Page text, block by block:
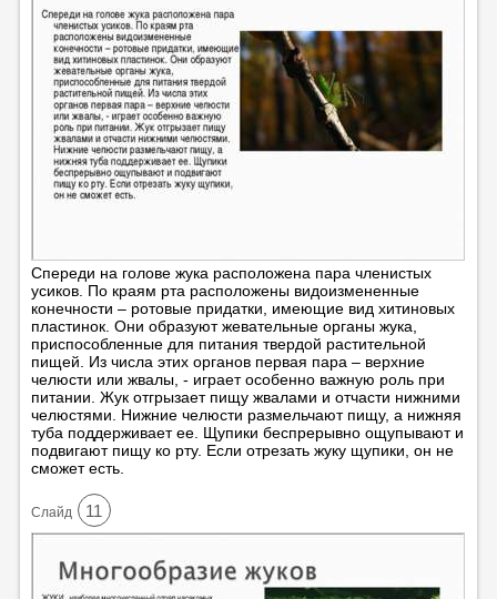
Спереди на голове жука расположена пара членистых
усиков. По краям рта расположены видоизмененные
конечности – ротовые придатки, имеющие вид хитиновых
пластинок. Они образуют жевательные органы жука,
приспособленные для питания твердой растительной
пищей. Из числа этих органов первая пара – верхние
челюсти или жвалы, - играет особенно важную роль при
питании. Жук отгрызает пищу жвалами и отчасти нижними
челюстями. Нижние челюсти размельчают пищу, а нижняя
туба поддерживает ее. Щупики беспрерывно ощупывают и
подвигают пищу ко рту. Если отрезать жуку щупики, он не
сможет есть.
Cлайд 11